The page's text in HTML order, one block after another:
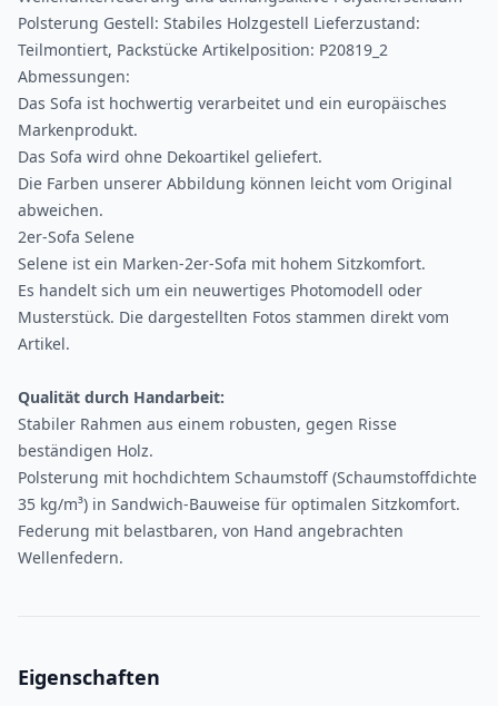
Polsterung Gestell: Stabiles Holzgestell Lieferzustand:
Teilmontiert, Packstücke Artikelposition: P20819_2
Abmessungen:
Das Sofa ist hochwertig verarbeitet und ein europäisches
Markenprodukt.
Das Sofa wird ohne Dekoartikel geliefert.
Die Farben unserer Abbildung können leicht vom Original
abweichen.
2er-Sofa Selene
Selene ist ein Marken-2er-Sofa mit hohem Sitzkomfort.
Es handelt sich um ein neuwertiges Photomodell oder
Musterstück. Die dargestellten Fotos stammen direkt vom
Artikel.
Qualität durch Handarbeit:
Stabiler Rahmen aus einem robusten, gegen Risse
beständigen Holz.
Polsterung mit hochdichtem Schaumstoff (Schaumstoffdichte
35 kg/m³) in Sandwich-Bauweise für optimalen Sitzkomfort.
Federung mit belastbaren, von Hand angebrachten
Wellenfedern.
Eigenschaften